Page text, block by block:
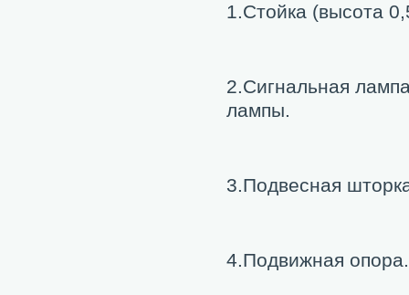
1.Стойка (высота
2.Сигнальная
лампы.
3.Подвесная
4.Подвижная опора.